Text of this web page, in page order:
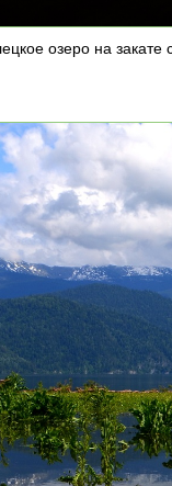
озеро на закате